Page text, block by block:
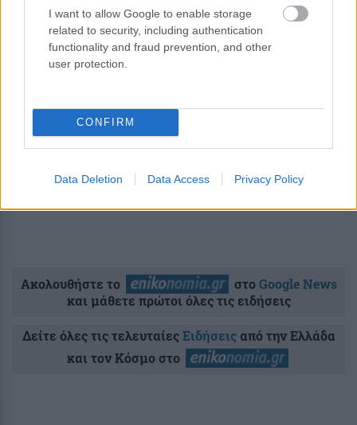
I want to allow Google to enable storage
related to security, including authentication
functionality and fraud prevention, and other
user protection.
CONFIRM
Data Deletion Data Access Privacy Policy
ΥΠΕΞ
Σχόλια Αναγνωστών
σχολίασε και εσύ
Ακολουθήστε το στοGoogle News
και μάθετε πρώτοι όλες τις ειδήσεις
Δείτε όλες τις τελευταίεςΕιδήσειςαπό την Ελλάδα
και τον Κόσμο στο